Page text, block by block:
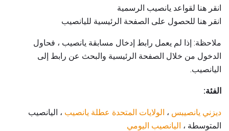
انقر هنا لقواعد يانصيب الرسمية
انقر هنا للحصول على الصفحة الرئيسية لليانصيب
ملاحظة: إذا لم يعمل رابط إدخال مسابقة يانصيب ، فحاول
الدخول من خلال الصفحة الرئيسية والبحث عن رابط إلى
اليانصيب.
الفئة:
ديزني يانصيبس ، الولايات المتحدة عطلة يانصيب ، اليانصيب
المتوسطة ، اليانصيب اليومي